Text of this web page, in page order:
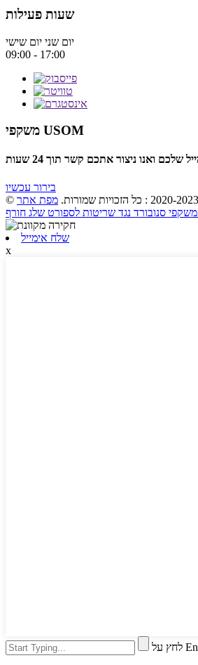
שעות פעילות
יום שני יום שישי
09:00 - 17:00
משקפי USOM
בירור עכשיו
מפת אתר
סנובורד נגד שריטות לספורט שלג חורף
שלח אימייל
x